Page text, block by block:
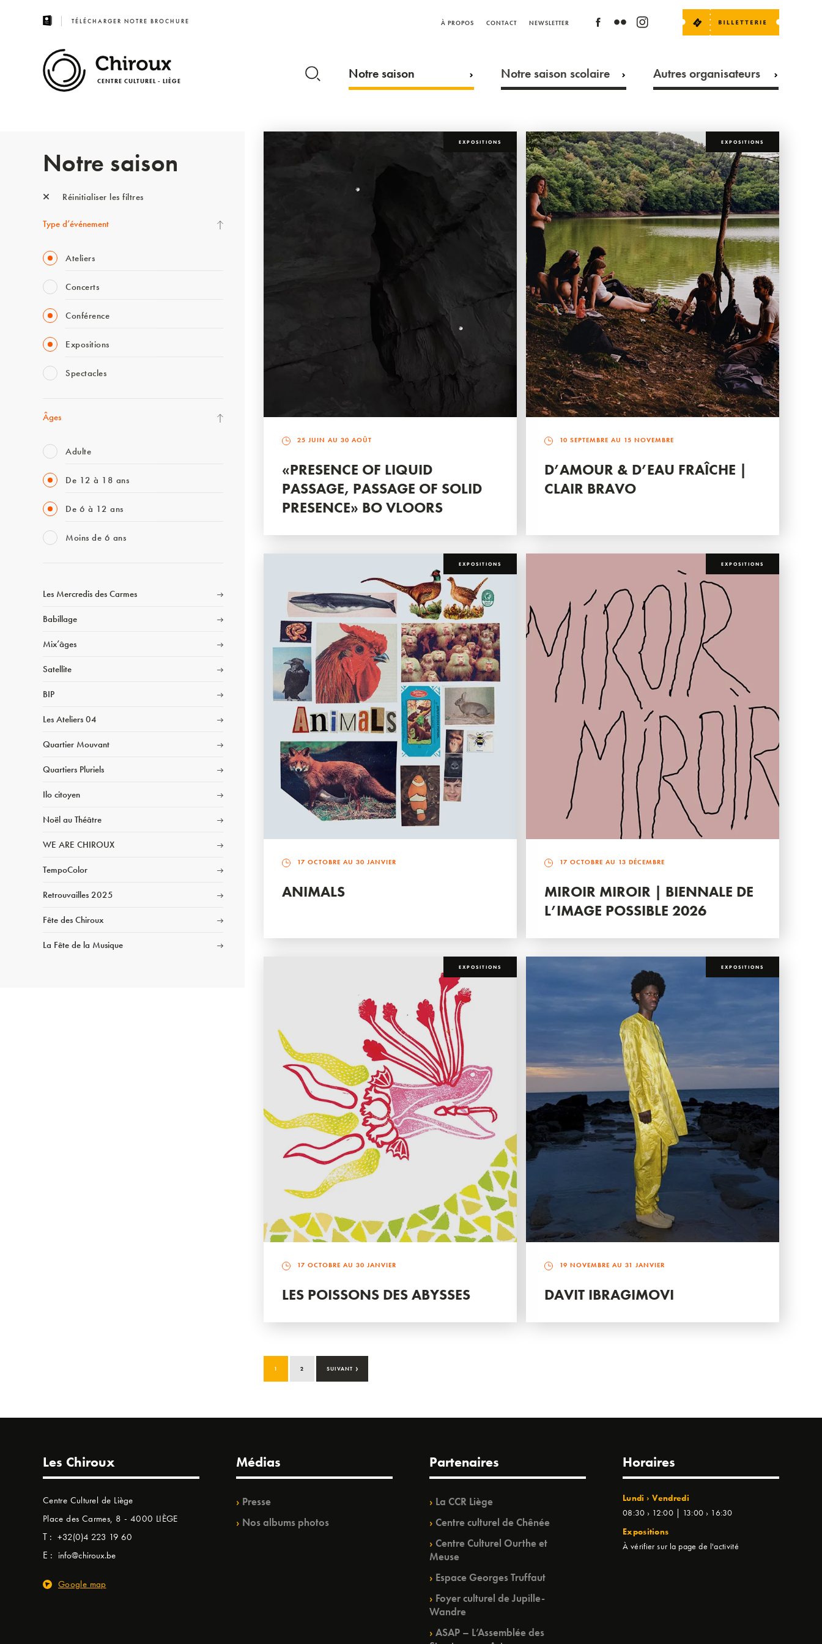
TÉLÉCHARGER NOTRE BROCHURE À PROPOS CONTACT NEWSLETTER
CENTRE CULTUREL - LIÈGE Notre saison Notre saison scolaire Autres organisateurs
Notre saison
Réinitialiser les filtres
Type d’événement
Ateliers
Concerts
Conférence
Expositions
Spectacles
Âges
Adulte
De 12 à 18 ans
De 6 à 12 ans
Moins de 6 ans
Les Mercredis des Carmes
Babillage
Mix’âges
Satellite
BIP
Les Ateliers 04
Quartier Mouvant
Quartiers Pluriels
Ilo citoyen
Noël au Théâtre
WE ARE CHIROUX
TempoColor
Retrouvailles 2025
Fête des Chiroux
La Fête de la Musique
EXPOSITIONS
25 JUIN AU 30 AOÛT
«PRESENCE OF LIQUID
PASSAGE, PASSAGE OF SOLID
PRESENCE» BO VLOORS
EXPOSITIONS
10 SEPTEMBRE AU 15 NOVEMBRE
D’AMOUR & D’EAU FRAÎCHE |
CLAIR BRAVO
EXPOSITIONS
17 OCTOBRE AU 30 JANVIER
ANIMALS
EXPOSITIONS
17 OCTOBRE AU 13 DÉCEMBRE
MIROIR MIROIR | BIENNALE DE
L’IMAGE POSSIBLE 2026
EXPOSITIONS
17 OCTOBRE AU 30 JANVIER
LES POISSONS DES ABYSSES
EXPOSITIONS
19 NOVEMBRE AU 31 JANVIER
DAVIT IBRAGIMOVI
1 2 SUIVANT ›
Les Chiroux
Centre Culturel de Liège
Place des Carmes, 8 - 4000 LIÈGE
T : +32(0)4 223 19 60
E : info@chiroux.be
Google map
Médias
Presse
Nos albums photos
Partenaires
La CCR Liège
Centre culturel de Chênée
Centre Culturel Ourthe et
Meuse
Espace Georges Truffaut
Foyer culturel de Jupille-
Wandre
ASAP – L’Assemblée des
Horaires
Lundi › Vendredi
08:30 › 12:00 | 13:00 › 16:30
Expositions
À vérifier sur la page de l'activité